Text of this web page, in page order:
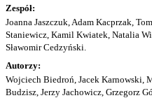
Zespół:
Joanna Jaszczuk, Adam Kacprzak,
Staniewicz, Kamil Kwiatek, Natalia
Sławomir Cedzyński.
Autorzy:
Wojciech Biedroń, Jacek Karnowski,
Budzisz, Jerzy Jachowicz, Grzegorz